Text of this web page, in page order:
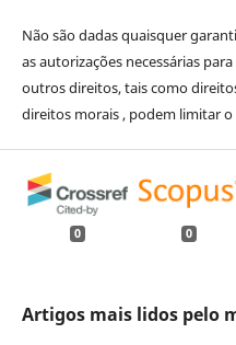
Não são dadas quaisquer
as autorizações necessárias
outros direitos, tais como
direitos morais , podem limitar
0 0
Artigos mais lidos pelo